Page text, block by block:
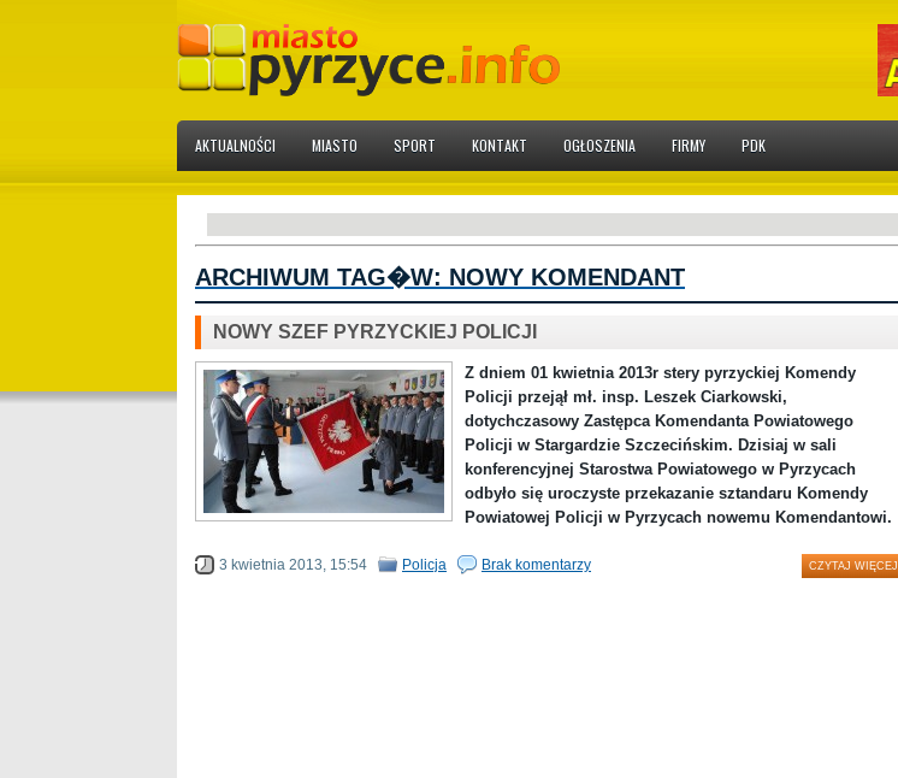
AKTUALNOŚCI MIASTO SPORT KONTAKT OGŁOSZENIA FIRMY PDK
ARCHIWUM TAG�W: NOWY KOMENDANT
NOWY SZEF PYRZYCKIEJ POLICJI
Z dniem 01 kwietnia 2013r stery pyrzyckiej Komendy
Policji przejął mł. insp. Leszek Ciarkowski,
dotychczasowy Zastępca Komendanta Powiatowego
Policji w Stargardzie Szczecińskim. Dzisiaj w sali
konferencyjnej Starostwa Powiatowego w Pyrzycach
odbyło się uroczyste przekazanie sztandaru Komendy
Powiatowej Policji w Pyrzycach nowemu Komendantowi.
3 kwietnia 2013, 15:54 Policja Brak komentarzy CZYTAJ WIĘCEJ